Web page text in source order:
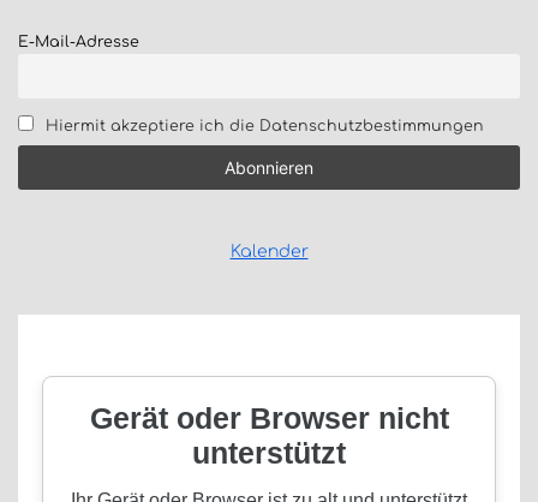
E-Mail-Adresse
Hiermit akzeptiere ich die Datenschutzbestimmungen
Kalender